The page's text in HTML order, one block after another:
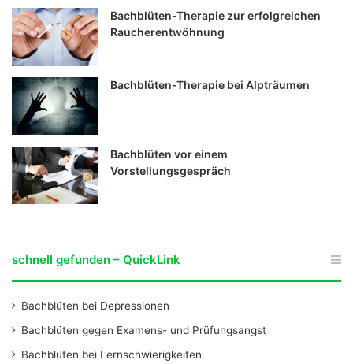
Bachblüten-Therapie zur erfolgreichen
Raucherentwöhnung
Bachblüten-Therapie bei Alpträumen
Bachblüten vor einem
Vorstellungsgespräch
schnell gefunden – QuickLink
Bachblüten bei Depressionen
Bachblüten gegen Examens- und Prüfungsangst
Bachblüten bei Lernschwierigkeiten